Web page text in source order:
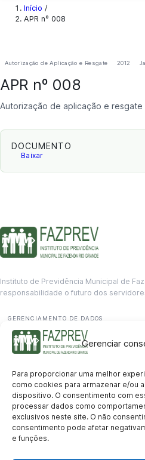
Gerenciar
Para proporcionar uma melhor
como cookies para armazenar e/ou
dispositivo. O consentimento com
processar dados como
exclusivos neste site. O não
consentimento pode afetar
e funções.
Início /
APR nº 008
Autorização de Aplicação e Resgate 2012
APR nº 008
Autorização de aplicação e resgate
DOCUMENTO
Baixar
Instituto de Previdência Municipal de
responsabilidade o futuro dos
GERENCIAMENTO DE DADOS
Departamento de informação
contato@fazprev.pr.gov.br
(41) 3995-2146
Serviços
Aposentadoria Pensão por Morte
Holerite Online Protocolo Online
Transparência
Portal da Transparência